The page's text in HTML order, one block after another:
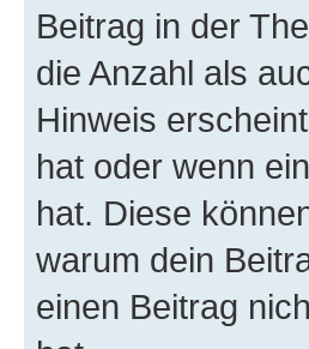
Beitrag in der
die Anzahl als
Hinweis
hat oder wenn
hat. Diese
warum dein
einen Beitrag